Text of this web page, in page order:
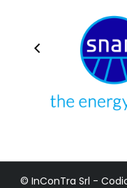
© InConTra Srl -